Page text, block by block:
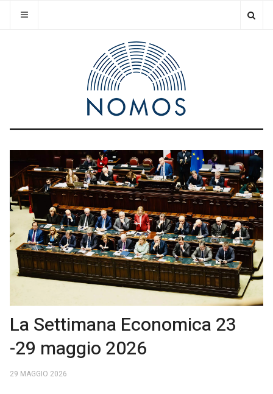
La Settimana Economica 23
-29 maggio 2026
29 MAGGIO 2026